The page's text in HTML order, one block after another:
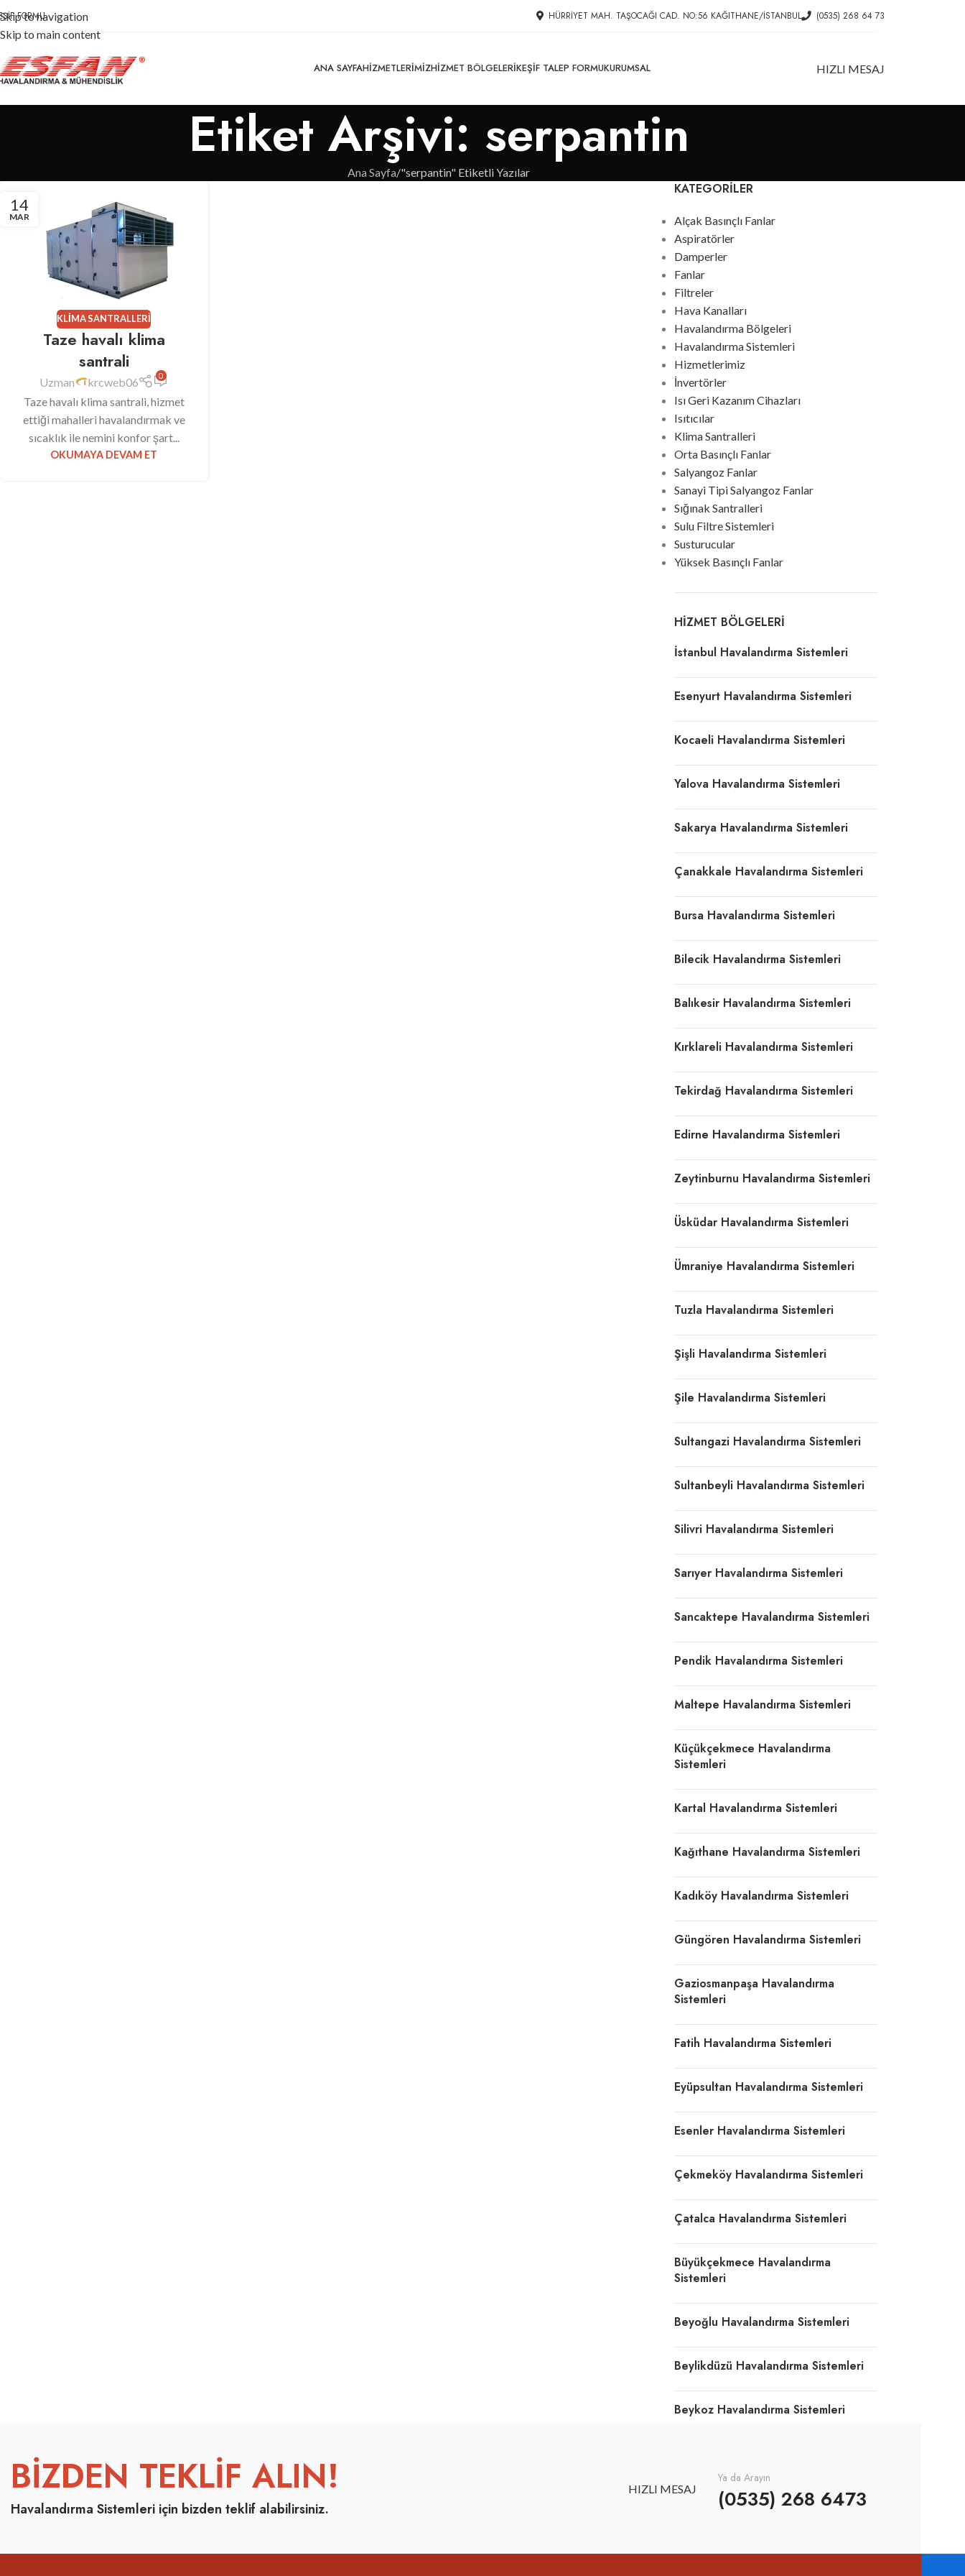
Skip to navigation
Skip to main content
FORMU HÜRRIYET MAH. TAŞOCAĞI CAD. NO:56 KAĞITHANE/İSTANBUL (0535) 268 64 73
ANA SAYFAHIZMETLERIMIZHIZMET BÖLGELERIKEŞIF TALEP FORMUKURUMSAL HIZLI MESAJ
Etiket Arşivi: serpantin
Ana Sayfa "serpantin" Etiketli Yazılar
14
MAR
KLIMA SANTRALLERI
Taze havalı klima
santrali
Uzman krcweb06 0
Taze havalı klima santrali, hizmet
ettiği mahalleri havalandırmak ve
sıcaklık ile nemini konfor şart...
OKUMAYA DEVAM ET
KATEGORILER
Alçak Basınçlı Fanlar
Aspiratörler
Damperler
Fanlar
Filtreler
Hava Kanalları
Havalandırma Bölgeleri
Havalandırma Sistemleri
Hizmetlerimiz
İnvertörler
Isı Geri Kazanım Cihazları
Isıtıcılar
Klima Santralleri
Orta Basınçlı Fanlar
Salyangoz Fanlar
Sanayi Tipi Salyangoz Fanlar
Sığınak Santralleri
Sulu Filtre Sistemleri
Susturucular
Yüksek Basınçlı Fanlar
HIZMET BÖLGELERI
İstanbul Havalandırma Sistemleri
Esenyurt Havalandırma Sistemleri
Kocaeli Havalandırma Sistemleri
Yalova Havalandırma Sistemleri
Sakarya Havalandırma Sistemleri
Çanakkale Havalandırma Sistemleri
Bursa Havalandırma Sistemleri
Bilecik Havalandırma Sistemleri
Balıkesir Havalandırma Sistemleri
Kırklareli Havalandırma Sistemleri
Tekirdağ Havalandırma Sistemleri
Edirne Havalandırma Sistemleri
Zeytinburnu Havalandırma Sistemleri
Üsküdar Havalandırma Sistemleri
Ümraniye Havalandırma Sistemleri
Tuzla Havalandırma Sistemleri
Şişli Havalandırma Sistemleri
Şile Havalandırma Sistemleri
Sultangazi Havalandırma Sistemleri
Sultanbeyli Havalandırma Sistemleri
Silivri Havalandırma Sistemleri
Sarıyer Havalandırma Sistemleri
Sancaktepe Havalandırma Sistemleri
Pendik Havalandırma Sistemleri
Maltepe Havalandırma Sistemleri
Küçükçekmece Havalandırma
Sistemleri
Kartal Havalandırma Sistemleri
Kağıthane Havalandırma Sistemleri
Kadıköy Havalandırma Sistemleri
Güngören Havalandırma Sistemleri
Gaziosmanpaşa Havalandırma
Sistemleri
Fatih Havalandırma Sistemleri
Eyüpsultan Havalandırma Sistemleri
Esenler Havalandırma Sistemleri
Çekmeköy Havalandırma Sistemleri
Çatalca Havalandırma Sistemleri
Büyükçekmece Havalandırma
Sistemleri
Beyoğlu Havalandırma Sistemleri
Beylikdüzü Havalandırma Sistemleri
Beykoz Havalandırma Sistemleri
BİZDEN TEKLİF ALIN!
Havalandırma Sistemleri için bizden teklif alabilirsiniz.
HIZLI MESAJ
Ya da Arayın
(0535) 268 6473